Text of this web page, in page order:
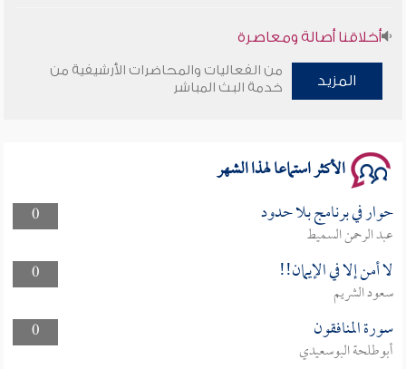
أخلاقنا أصالة ومعاصرة
وأمنهم من خوف 9
المزيد
من الفعاليات والمحاضرات الأرشيفية من
خدمة البث المباشر
الأكثر استماعا لهذا الشهر
0 حوار في برنامج بلا حدود
عبد الرحمن السميط
0
لا أمن إلا في الإيمان!!
سعود الشريم
0
سورة المنافقون
أبوطلحة البوسعيدي